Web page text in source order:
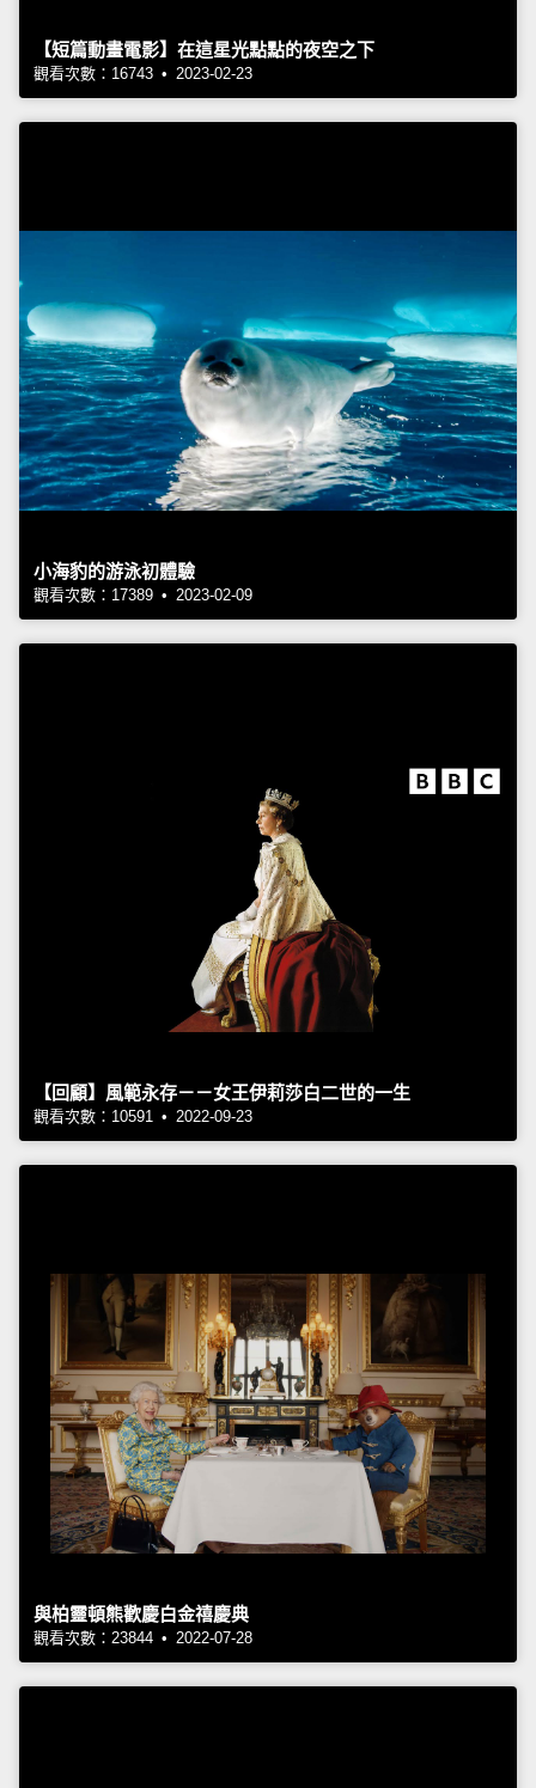
【短篇動畫電影】在這星光點點的夜空之下
觀看次數：16743 • 2023-02-23
小海豹的游泳初體驗
觀看次數：17389 • 2023-02-09
【回顧】風範永存－－女王伊莉莎白二世的一生
觀看次數：10591 • 2022-09-23
與柏靈頓熊歡慶白金禧慶典
觀看次數：23844 • 2022-07-28